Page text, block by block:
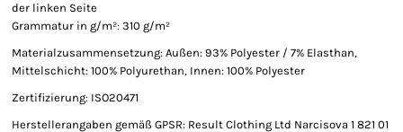
der linken Seite
Grammatur in g/m²: 310 g/m²
Materialzusammensetzung: Außen: 93% Polyester / 7% Elasthan,
Mittelschicht: 100% Polyurethan, Innen: 100% Polyester
Zertifizierung: ISO20471
Herstellerangaben gemäß GPSR: Result Clothing Ltd Narcisova 1 821 01